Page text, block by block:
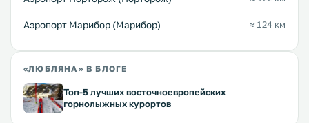
Аэропорт Марибор (Марибор) ≈ 124 км
«ЛЮБЛЯНА» В БЛОГЕ
Топ-5 лучших восточноевропейских
горнолыжных курортов